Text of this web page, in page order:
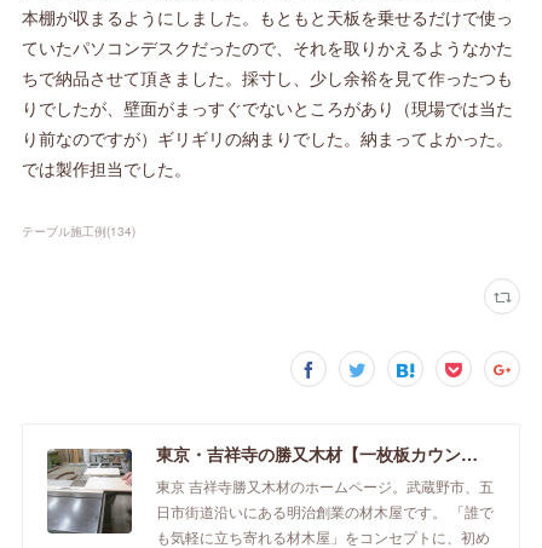
本棚が収まるようにしました。もともと天板を乗せるだけで使っ
ていたパソコンデスクだったので、それを取りかえるようなかた
ちで納品させて頂きました。採寸し、少し余裕を見て作ったつも
りでしたが、壁面がまっすぐでないところがあり（現場では当た
り前なのですが）ギリギリの納まりでした。納まってよかった。
では製作担当でした。
テーブル施工例(134)
東京・吉祥寺の勝又木材【一枚板カウンター】
東京 吉祥寺勝又木材のホームページ。武蔵野市、五
日市街道沿いにある明治創業の材木屋です。 「誰で
も気軽に立ち寄れる材木屋」をコンセプトに、初め